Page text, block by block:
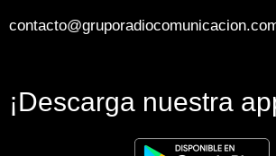
¡Descarga nuestra